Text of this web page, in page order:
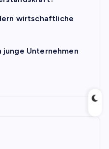
wirtschaftliche
junge Unternehmen